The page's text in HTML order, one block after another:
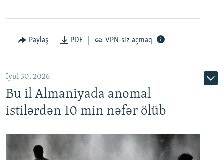
Paylaş PDF VPN-siz açmaq
İyul 30, 2026
Bu il Almaniyada anomal
istilərdən 10 min nəfər ölüb